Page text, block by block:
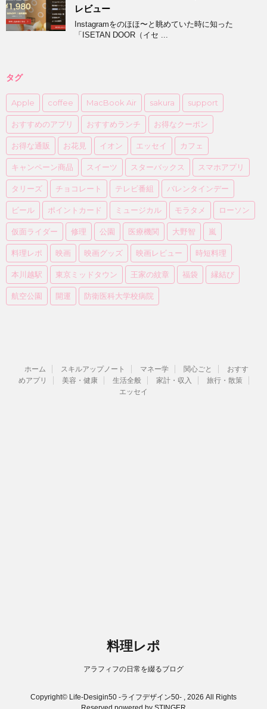
レビュー
Instagramをのほほ〜と眺めていた時に知った
「ISETAN DOOR（イセ ...
タグ
Apple coffee MacBook Air sakura support
おすすめのアプリ おすすめランチ お得なクーポン
お得な通販 お花見 イオン エッセイ カフェ
キャンペーン商品 スイーツ スターバックス スマホアプリ
タリーズ チョコレート テレビ番組 バレンタインデー
ビール ポイントカード ミュージカル モラタメ ローソン
仮面ライダー 修理 公園 医療機関 大野智 嵐
料理レポ 映画 映画グッズ 映画レビュー 時短料理
本川越駅 東京ミッドタウン 王家の紋章 福袋 縁結び
航空公園 開運 防衛医科大学校病院
ホーム スキルアップノート マネー学 関心ごと
おすす
めアプリ
美容・健康 生活全般 家計・収入
旅行・散策
エッセイ
料理レポ
アラフィフの日常を綴るブログ
Copyright© Life-Desigin50 -ライフデザイン50- , 2026 All Rights